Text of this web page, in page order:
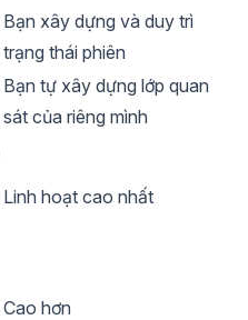
Bạn xây dựng và duy trì
trạng thái phiên
Bạn tự xây dựng lớp quan
sát của riêng mình
Linh hoạt cao nhất
Cao hơn